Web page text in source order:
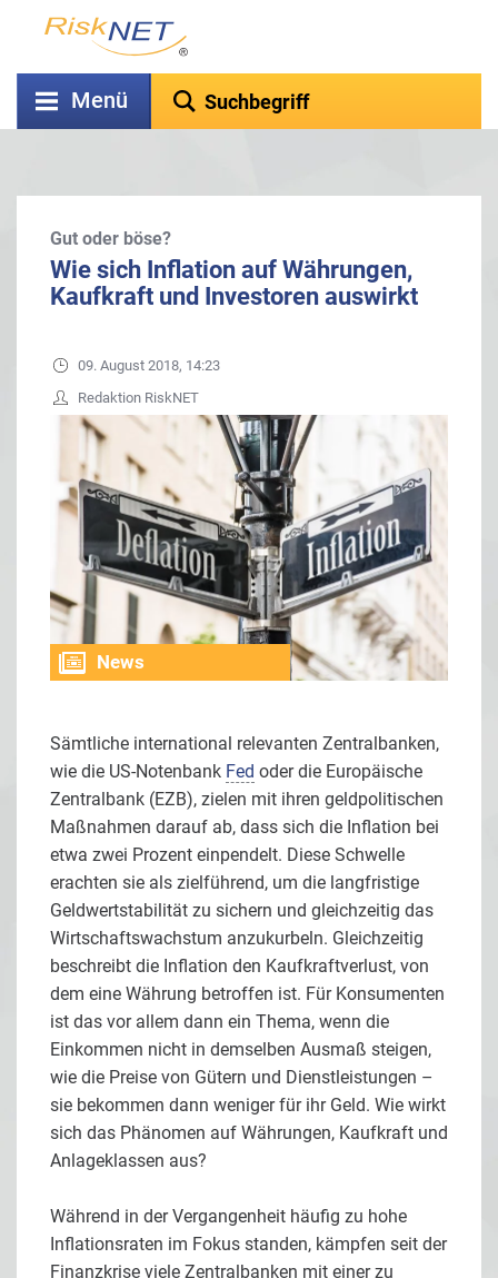
Menü
Gut oder böse?
Wie sich Inflation auf Währungen,
Kaufkraft und Investoren auswirkt
09. August 2018, 14:23
Redaktion RiskNET
News
Sämtliche international relevanten Zentralbanken,
wie die US-Notenbank Fed oder die Europäische
Zentralbank (EZB), zielen mit ihren geldpolitischen
Maßnahmen darauf ab, dass sich die Inflation bei
etwa zwei Prozent einpendelt. Diese Schwelle
erachten sie als zielführend, um die langfristige
Geldwertstabilität zu sichern und gleichzeitig das
Wirtschaftswachstum anzukurbeln. Gleichzeitig
beschreibt die Inflation den Kaufkraftverlust, von
dem eine Währung betroffen ist. Für Konsumenten
ist das vor allem dann ein Thema, wenn die
Einkommen nicht in demselben Ausmaß steigen,
wie die Preise von Gütern und Dienstleistungen –
sie bekommen dann weniger für ihr Geld. Wie wirkt
sich das Phänomen auf Währungen, Kaufkraft und
Anlageklassen aus?
Während in der Vergangenheit häufig zu hohe
Inflationsraten im Fokus standen, kämpfen seit der
Finanzkrise viele Zentralbanken mit einer zu